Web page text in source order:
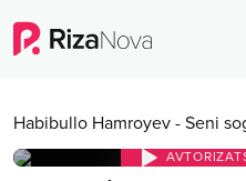
Habibullo Hamroyev - Seni